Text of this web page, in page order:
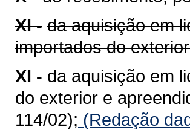
XI - da aquisição em
importados do
XI - da aquisição em
do exterior e
114/02); (Redação